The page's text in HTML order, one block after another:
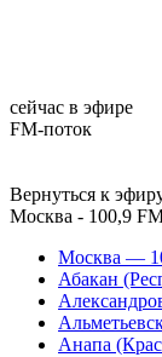
сейчас в эфире
FM-поток
Вернуться к
Москва - 100,9
Москва —
Абакан
Анапа